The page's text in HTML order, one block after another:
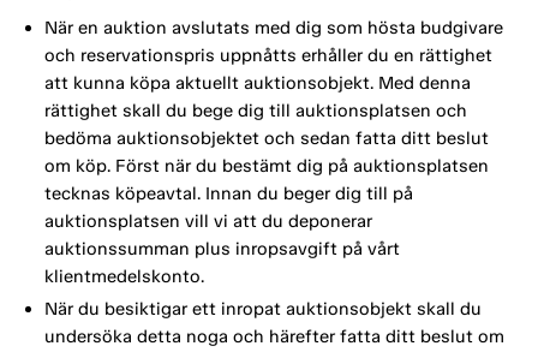
När en auktion avslutats med dig som hösta budgivare
och reservationspris uppnåtts erhåller du en rättighet
att kunna köpa aktuellt auktionsobjekt. Med denna
rättighet skall du bege dig till auktionsplatsen och
bedöma auktionsobjektet och sedan fatta ditt beslut
om köp. Först när du bestämt dig på auktionsplatsen
tecknas köpeavtal. Innan du beger dig till på
auktionsplatsen vill vi att du deponerar
auktionssumman plus inropsavgift på vårt
klientmedelskonto.
När du besiktigar ett inropat auktionsobjekt skall du
undersöka detta noga och härefter fatta ditt beslut om